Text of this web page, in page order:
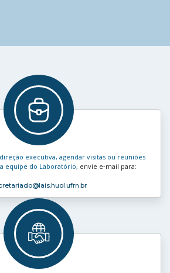
direção executiva, agendar visitas ou reuniões
equipe do Laboratório, envie e‑mail para:
@lais.huol.ufrn.br